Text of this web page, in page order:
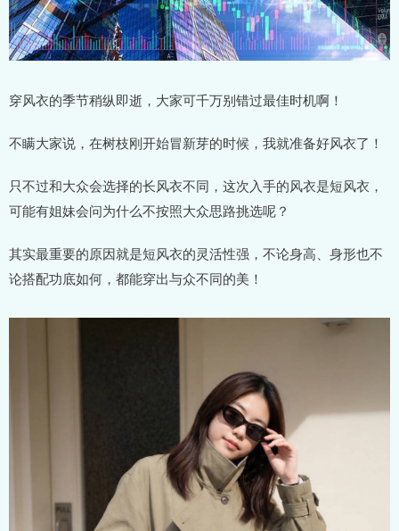
穿风衣的季节稍纵即逝，大家可千万别错过最佳时机啊！
不瞒大家说，在树枝刚开始冒新芽的时候，我就准备好风衣了！
只不过和大众会选择的长风衣不同，这次入手的风衣是短风衣，
可能有姐妹会问为什么不按照大众思路挑选呢？
其实最重要的原因就是短风衣的灵活性强，不论身高、身形也不
论搭配功底如何，都能穿出与众不同的美！